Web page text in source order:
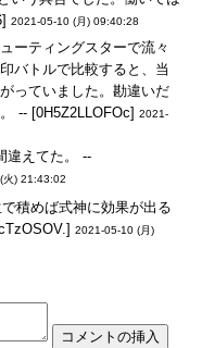
2021-05-10 (月) 09:40:28
ーティングスターで流々
バトルで比較すると、当
っていました。勘違いだ
-- [0H5Z2LLOFOc] 2021-
違えてた。 --
火) 21:43:02
積めば式神に効果が出る
2021-05-10 (月)